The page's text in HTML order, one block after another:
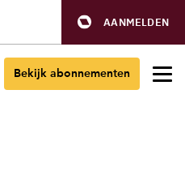
AANMELDEN
Bekijk abonnementen